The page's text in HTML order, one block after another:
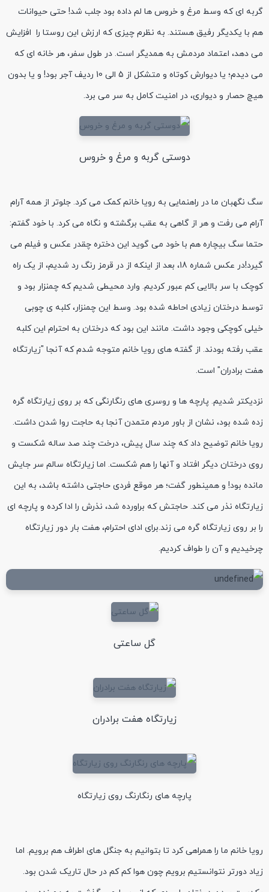
گربه ای که وسط مرغ و خروس ها لم داده بود جلب شد! حتی حیوانات
هم با یکدیگر رفیق هستند. به نظرم چیزی که ارزش این روستا را افزایش
می دهد، اعتماد مردمش به همدیگر است. در طول سفر، هر خانه ای که
می دیدم؛ یا دیوارش کوتاه و متشکل از 5 الی 10 ردیف آجر بود! و یا بدون
هیچ حصار و دیواری، در امنیت کامل به سر می برد.
دوستی گربه و مرغ و خروس
سگ نگهبان ما در راهنمایی به رویا خانم کمک می کرد. جلوتر از همه آرام
آرام می رفت و هر از گاهی به عقب برگشته و نگاه می کرد. با خود گفتم:
حتما سگ بیچاره هم با خود می گوید این دختره چقدر عکس و فیلم می
گیرد!در عکس شماره 18، بعد از اینکه از در قرمز رنگ رد شدیم، از یک راه
کوچک با سر بالایی کم عبور کردیم. وارد محیطی شدیم که چمنزار بود و
توسط درختان زیادی احاطه شده بود. وسط این چمنزار، کلبه ی چوبی
خیلی کوچکی وجود داشت. مانند این بود که درختان به احترام این کلبه
عقب رفته بودند. از گفته های رویا خانم متوجه شدم که آنجا "زیارتگاه
هفت برادران" است.
نزدیکتر شدیم. پارچه ها و روسری های رنگارنگی که بر روی زیارتگاه گره
زده شده بود، نشان از باور مردم متمدن آنجا به حاجت روا شدن داشت.
رویا خانم توضیح داد که چند سال پیش، درخت چند صد ساله شکست و
روی درختان دیگر افتاد و آنها را هم شکست. اما زیارتگاه سالم سر جایش
مانده بود! و همینطور گفت؛ هر موقع فردی حاجتی داشته باشد، به این
زیارتگاه نذر می کند. حاجتش که براورده شد، نذرش را ادا کرده و پارچه ای
را بر روی زیارتگاه گره می زند.برای ادای احترام، هفت بار دور زیارتگاه
چرخیدیم و آن را طواف کردیم.
گل ساعتی
زیارتگاه هفت برادران
پارچه های رنگارنگ روی زیارتگاه
رویا خانم ما را همراهی کرد تا بتوانیم به جنگل های اطراف هم برویم. اما
زیاد دورتر نتوانستیم برویم چون هوا کم کم در حال تاریک شدن بود.